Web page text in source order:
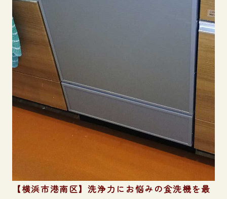
【横浜市港南区】洗浄力にお悩みの食洗機を最